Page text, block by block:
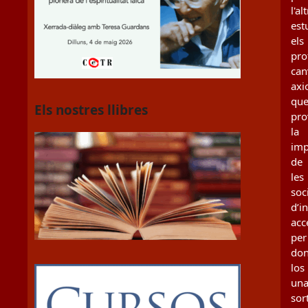
Els nostres llibres
els
que
la
de
les
per
los
una